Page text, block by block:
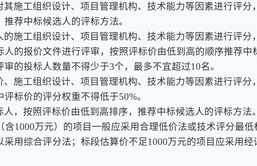
施工组织设计、项目管理机构、技术能力等因素进行评分
荐中标候选人的评标方法。
施工组织设计、项目管理机构、技术能力等因素进行评分
的报价文件进行评审，按照评标价由低到高的顺序推荐中
的投标人数量不得少于3个，最多不宜超过10名。
施工组织设计、项目管理机构、技术能力等因素进行评分
标价的评分权重不得低于50%。
，按照评标价由低到高排序，推荐中标候选人的评标方法。
1000万元）的项目一般应采用合理低价法或技术评分最低
用综合评分法；标段估算价不足1000万元的项目应采用经